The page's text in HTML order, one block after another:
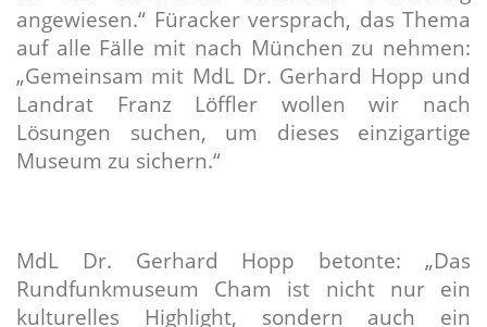
angewiesen.“ Füracker versprach, das Thema
auf alle Fälle mit nach München zu nehmen:
Gemeinsam mit MdL Dr. Gerhard Hopp und
Landrat Franz Löffler wollen wir nach
Lösungen suchen, um dieses einzigartige
Museum zu sichern.“
MdL Dr. Gerhard Hopp betonte: „Das
Rundfunkmuseum Cham ist nicht nur ein
kulturelles Highlight, sondern auch ein